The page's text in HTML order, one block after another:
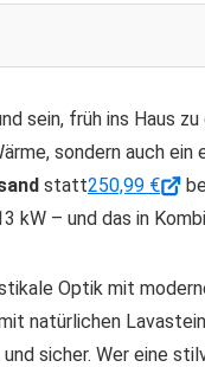
sein, früh ins Haus
sondern auch
statt250,99 €
kW – und das in
Optik mit
natürlichen
sicher. Wer eine